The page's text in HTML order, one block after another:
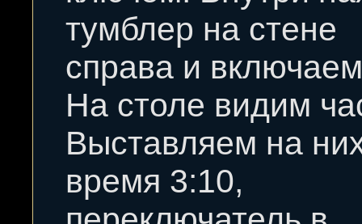
тумблер на стене
справа и
На столе видим
Выставляем на
время 3:10,